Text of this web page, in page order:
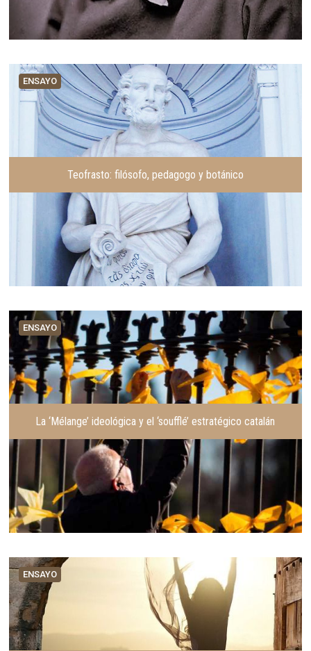
ENSAYO
Teofrasto: filósofo, pedagogo y botánico
ENSAYO
La ‘Mélange’ ideológica y el ‘soufflé’ estratégico catalán
ENSAYO